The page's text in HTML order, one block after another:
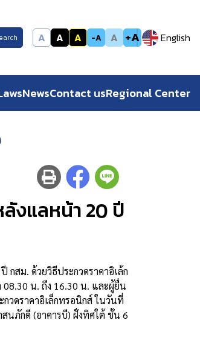
A A A -A A +A English
NewsContact usRegional Center
งแลหน้า 20 ปี
ม. ด้วยวิธีประกวดราคาอิเล้็ก
08.30 น. ถึง 16.30 น. และผู้ยื่น
วดราคาอิเล็กทรอนิกส์ ในวันที่
นภักดี (อาคารบี) ฝั่งทิศใต้ ชั้น 6